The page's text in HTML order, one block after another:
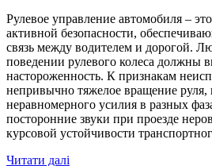
Рулевое управление автомобиля –
активной безопасности,
связь между водителем и дорогой.
поведении рулевого колеса должны
настороженность. К признакам
непривычно тяжелое вращение руля,
неравномерного усилия в разных
посторонние звуки при проезде
курсовой устойчивости
Читати далі